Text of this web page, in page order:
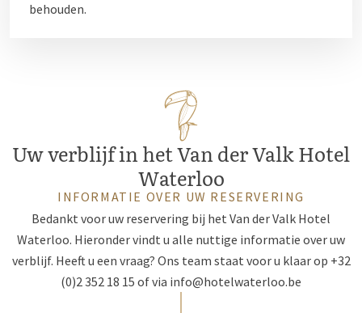
behouden.
Uw verblijf in het Van der Valk Hotel
Waterloo
INFORMATIE OVER UW RESERVERING
Bedankt voor uw reservering bij het Van der Valk Hotel
Waterloo. Hieronder vindt u alle nuttige informatie over uw
verblijf. Heeft u een vraag? Ons team staat voor u klaar op +32
(0)2 352 18 15 of via info@hotelwaterloo.be